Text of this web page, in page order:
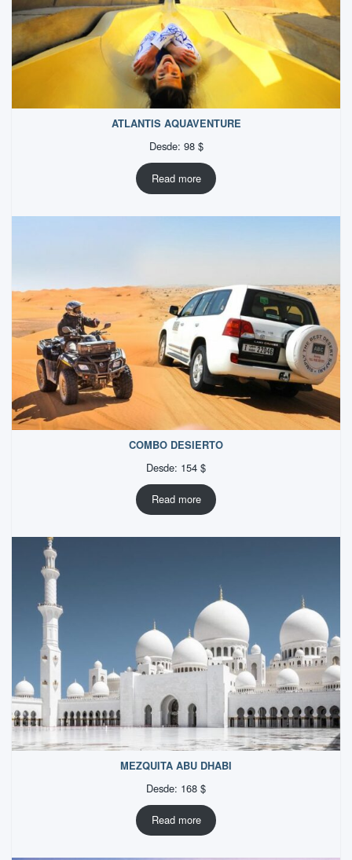
ATLANTIS AQUAVENTURE
Desde: 98 $
Read more
COMBO DESIERTO
Desde: 154 $
Read more
MEZQUITA ABU DHABI
Desde: 168 $
Read more